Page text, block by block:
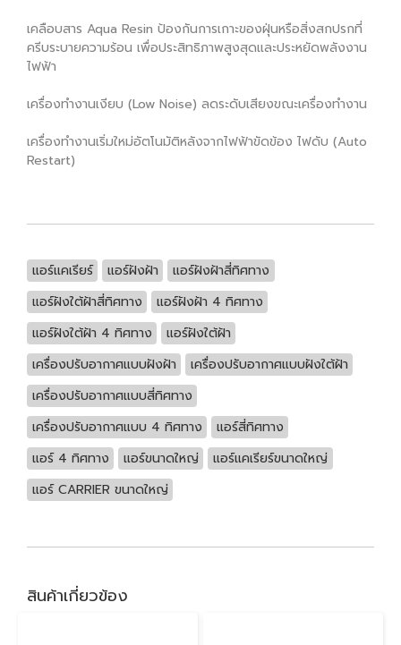
เคลือบสาร Aqua Resin ป้องกันการเกาะของฝุ่นหรือสิ่งสกปรกที่
ครีบระบายความร้อน เพื่อประสิทธิภาพสูงสุดและประหยัดพลังงาน
ไฟฟ้า
เครื่องทำงานเงียบ (Low Noise) ลดระดับเสียงขณะเครื่องทำงาน
เครื่องทำงานเริ่มใหม่อัตโนมัติหลังจากไฟฟ้าขัดข้อง ไฟดับ (Auto
Restart)
แอร์แคเรียร์ แอร์ฝังฝ้า
แอร์ฝังฝ้าสี่ทิศทาง
แอร์ฝังใต้ฝ้าสี่ทิศทาง
แอร์ฝังฝ้า 4 ทิศทาง
แอร์ฝังใต้ฝ้า 4 ทิศทาง
แอร์ฝังใต้ฝ้า
เครื่องปรับอากาศแบบฝังฝ้า
เครื่องปรับอากาศแบบฝังใต้ฝ้า
เครื่องปรับอากาศแบบสี่ทิศทาง
เครื่องปรับอากาศแบบ 4 ทิศทาง
แอร์สี่ทิศทาง
แอร์ 4 ทิศทาง
แอร์ขนาดใหญ่
แอร์แคเรียร์ขนาดใหญ่
แอร์ CARRIER ขนาดใหญ่
สินค้าเกี่ยวข้อง